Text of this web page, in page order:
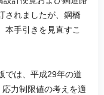
されましたが、鋼橋
本手引きを見直すこ
では、平成29年の道
力制限値の考えを適